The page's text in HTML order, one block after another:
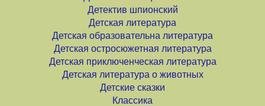
Детектив шпионский
Детская литература
Детская образовательна литература
Детская остросюжетная литература
Детская приключенческая литература
Детская литература о животных
Детские сказки
Классика